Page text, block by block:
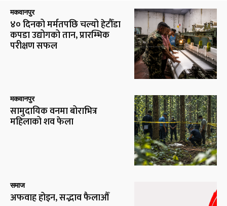
मकवानपुर
४० दिनको मर्मतपछि चल्यो हेटौँडा
कपडा उद्योगको तान, प्रारम्भिक
परीक्षण सफल
मकवानपुर
सामुदायिक वनमा बोराभित्र
महिलाको शव फेला
समाज
अफवाह होइन, सद्भाव फैलाऔँ